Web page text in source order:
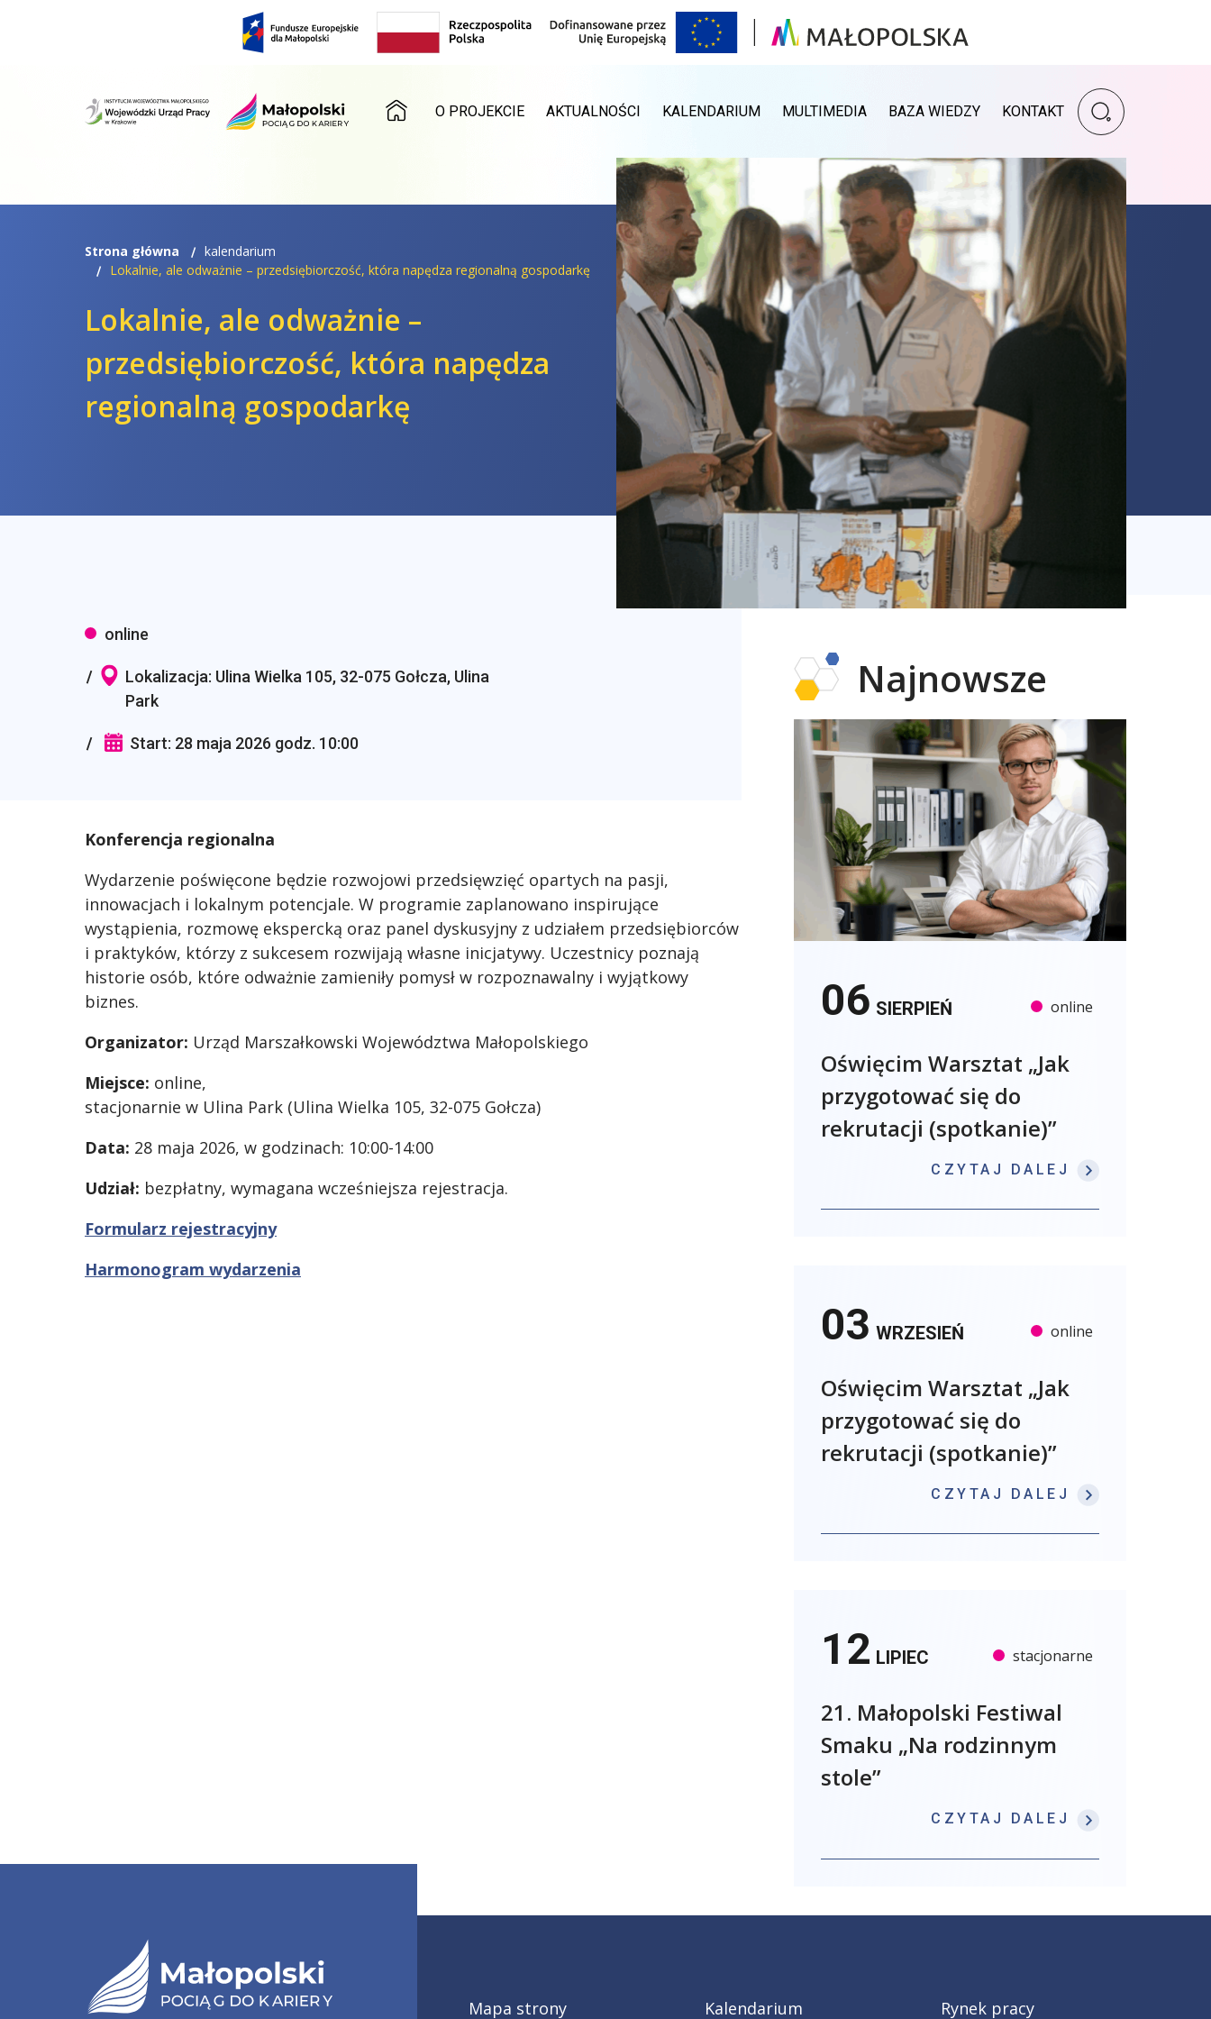
STRONA GŁÓWNA
O PROJEKCIE AKTUALNOŚCI KALENDARIUM MULTIMEDIA BAZA WIEDZY KONTAKT
Wpisz szukaną
Wyszukiwarka
Strona główna
kalendarium
Lokalnie, ale odważnie – przedsiębiorczość, która napędza regionalną gospodarkę
Lokalnie, ale odważnie –
przedsiębiorczość, która napędza
regionalną gospodarkę
online
Lokalizacja: Ulina Wielka 105, 32-075 Gołcza, Ulina
Park
Start: 28 maja 2026 godz. 10:00
Konferencja regionalna
Wydarzenie poświęcone będzie rozwojowi przedsięwzięć opartych na pasji,
innowacjach i lokalnym potencjale. W programie zaplanowano inspirujące
wystąpienia, rozmowę ekspercką oraz panel dyskusyjny z udziałem przedsiębiorców
i praktyków, którzy z sukcesem rozwijają własne inicjatywy. Uczestnicy poznają
historie osób, które odważnie zamieniły pomysł w rozpoznawalny i wyjątkowy
biznes.
Organizator: Urząd Marszałkowski Województwa Małopolskiego
Miejsce: online,
stacjonarnie w Ulina Park (Ulina Wielka 105, 32-075 Gołcza)
Data: 28 maja 2026, w godzinach: 10:00-14:00
Udział: bezpłatny, wymagana wcześniejsza rejestracja.
Formularz rejestracyjny
Harmonogram wydarzenia
Najnowsze
06 SIERPIEŃ online
Oświęcim Warsztat „Jak
przygotować się do
rekrutacji (spotkanie)”
CZYTAJ DALEJ : OŚWIĘCIM
03 WRZESIEŃ online
Oświęcim Warsztat „Jak
przygotować się do
rekrutacji (spotkanie)”
CZYTAJ DALEJ : OŚWIĘCIM
12 LIPIEC stacjonarne
21. Małopolski Festiwal
Smaku „Na rodzinnym
stole”
CZYTAJ DALEJ : 21.
Mapa strony Kalendarium Rynek pracy